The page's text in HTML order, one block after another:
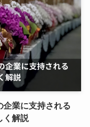
企業に支持される
く解説